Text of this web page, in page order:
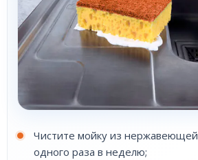
Чистите мойку из
одного раза в неделю;